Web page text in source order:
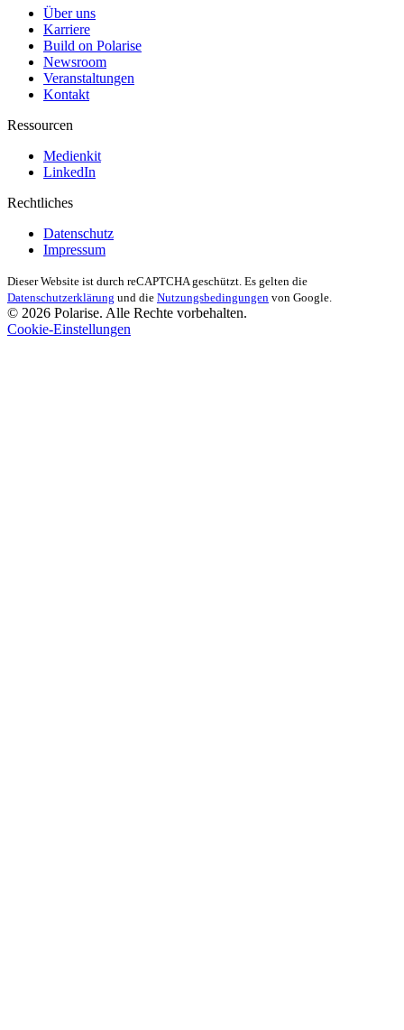
Über uns
Karriere
Build on Polarise
Newsroom
Veranstaltungen
Kontakt
Ressourcen
Medienkit
LinkedIn
Rechtliches
Datenschutz
Impressum
Dieser Website ist durch reCAPTCHA geschützt. Es gelten die
Datenschutzerklärung und die Nutzungsbedingungen von Google.
© 2026 Polarise. Alle Rechte vorbehalten.
Cookie-Einstellungen